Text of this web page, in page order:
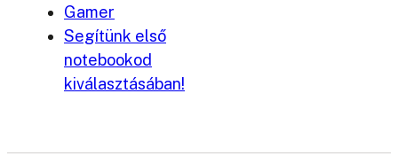
Gamer
Segítünk első
notebookod
kiválasztásában!